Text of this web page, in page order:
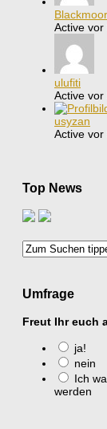
Active
ulufiti
Active
usyzan
Active
Top News
Umfrage
Freut Ihr euch
ja!
nein
Ich
werden